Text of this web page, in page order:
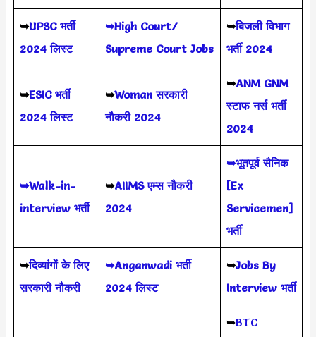
➥UPSC भर्ती
2024 लिस्ट
➥High Court/
Supreme Court Jobs
➥बिजली विभाग
भर्ती 2024
➥ESIC भर्ती
2024 लिस्ट
➥Woman सरकारी
नौकरी 2024
➥ANM GNM
स्टाफ नर्स भर्ती
2024
➥Walk-in-
interview भर्ती
➥AIIMS एम्स नौकरी
2024
➥भूतपूर्व सैनिक
[Ex
Servicemen]
भर्ती
➥दिव्यांगों के लिए
सरकारी नौकरी
➥Anganwadi भर्ती
2024 लिस्ट
➥Jobs By
Interview भर्ती
➥BTC